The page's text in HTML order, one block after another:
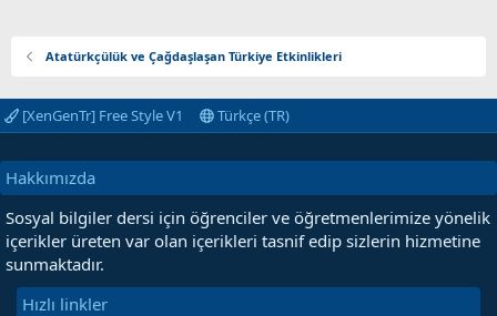
Atatürkçülük ve Çağdaşlaşan Türkiye Etkinlikleri
[XenGenTr] Free Style V1 Türkçe (TR)
Hakkımızda
Sosyal bilgiler dersi için öğrenciler ve öğretmenlerimize yönelik
içerikler üreten var olan içerikleri tasnif edip sizlerin hizmetine
sunmaktadır.
Hızlı linkler